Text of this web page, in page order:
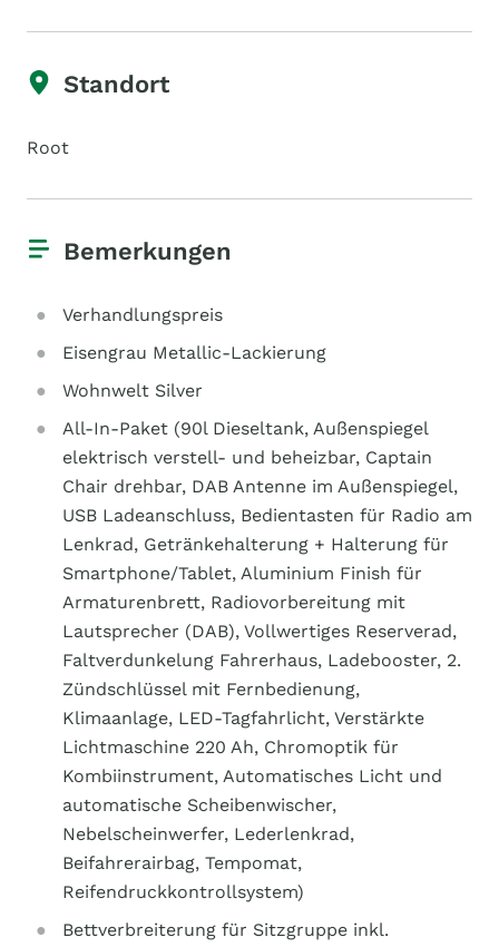
Standort
Root
Bemerkungen
Verhandlungspreis
Eisengrau Metallic-Lackierung
Wohnwelt Silver
All-In-Paket (90l Dieseltank, Außenspiegel
elektrisch verstell- und beheizbar, Captain
Chair drehbar, DAB Antenne im Außenspiegel,
USB Ladeanschluss, Bedientasten für Radio am
Lenkrad, Getränkehalterung + Halterung für
Smartphone/Tablet, Aluminium Finish für
Armaturenbrett, Radiovorbereitung mit
Lautsprecher (DAB), Vollwertiges Reserverad,
Faltverdunkelung Fahrerhaus, Ladebooster, 2.
Zündschlüssel mit Fernbedienung,
Klimaanlage, LED-Tagfahrlicht, Verstärkte
Lichtmaschine 220 Ah, Chromoptik für
Kombiinstrument, Automatisches Licht und
automatische Scheibenwischer,
Nebelscheinwerfer, Lederlenkrad,
Beifahrerairbag, Tempomat,
Reifendruckkontrollsystem)
Bettverbreiterung für Sitzgruppe inkl.